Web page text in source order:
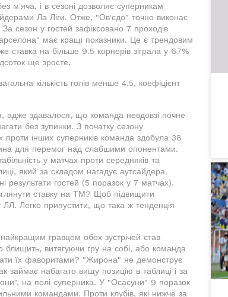
м'яча, і в сезоні дозволяє суперникам
Ла Ліги. Отже, "Ов'єдо" точно виконає
сезон у гостей зафіксовано 7 проходів
має кращі показники. Це є трендовим
ставка на більше 9.5 корнерів зіграла у 67%
ще зросте.
кількість голів менше 4.5, коефіцієнт
адже здавалося, що команда невдовзі почне
без зупинки. З початку сезону
інших суперників команда здобула 38
для перемог над слабшими опонентами.
у матчах проти середняків та
який за складом нагадує аутсайдера.
результати гостей (5 поразок у 7 матчах).
ставку на ТМ? Щоб підвищити
ЛЛ. Легко припустити, що така ж тенденція
гравцем обох зустрічей став
блищить, витягуючи гру на собі, або команда
їх фаворитами? "Жирона" не демонструє
займає набагато вищу позицію в таблиці і за
на полі суперника. У "Осасуни" 9 поразок
командами. Проти клубів, які нижче за